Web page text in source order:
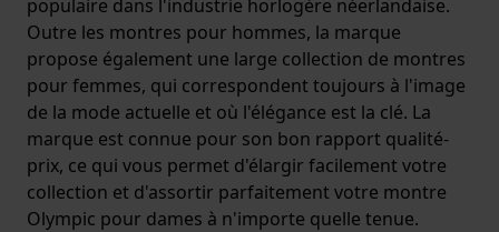
populaire dans l'industrie horlogère néerlandaise.
Outre les montres pour hommes, la marque
propose également une large collection de montres
pour femmes, qui correspondent toujours à l'image
de la mode actuelle et où l'élégance est la clé. La
marque est connue pour son bon rapport qualité-
prix, ce qui vous permet d'élargir facilement votre
collection et d'assortir parfaitement votre montre
Olympic pour dames à n'importe quelle tenue.